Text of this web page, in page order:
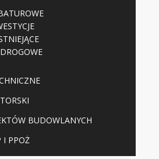
BUDOWLANYCH
I PPOŻ